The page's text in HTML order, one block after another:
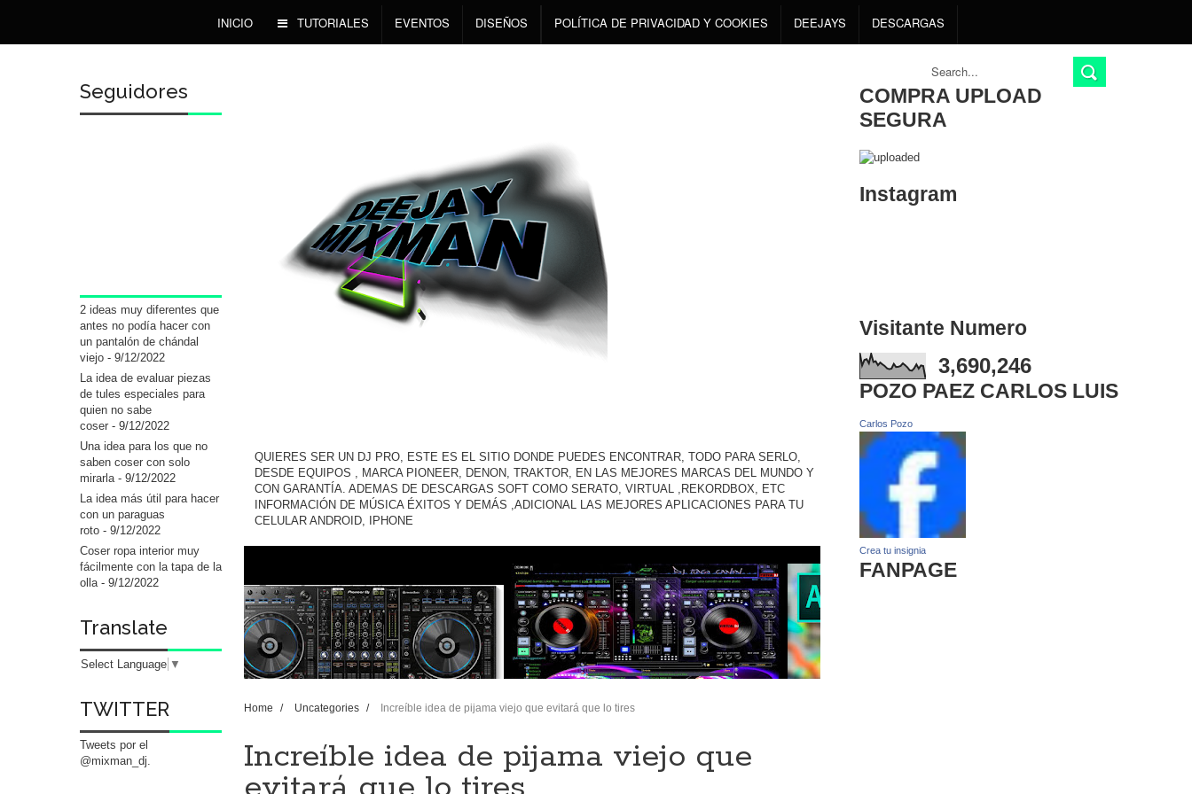
INICIO TUTORIALES EVENTOS DISEÑOS POLÍTICA DE PRIVACIDAD Y COOKIES DEEJAYS DESCARGAS
Seguidores
2 ideas muy diferentes que
antes no podía hacer con
un pantalón de chándal
viejo - 9/12/2022
La idea de evaluar piezas
de tules especiales para
quien no sabe
coser - 9/12/2022
Una idea para los que no
saben coser con solo
mirarla- 9/12/2022
La idea más útil para hacer
con un paraguas
roto - 9/12/2022
Coser ropa interior muy
fácilmente con la tapa de la
olla- 9/12/2022
Translate
Select Language ▼
TWITTER
Tweets por el
@mixman_dj.
QUIERES SER UN DJ PRO, ESTE ES EL SITIO DONDE PUEDES ENCONTRAR, TODO PARA SERLO,
DESDE EQUIPOS , MARCA PIONEER, DENON, TRAKTOR, EN LAS MEJORES MARCAS DEL MUNDO Y
CON GARANTÍA. ADEMAS DE DESCARGAS SOFT COMO SERATO, VIRTUAL ,REKORDBOX, ETC
INFORMACIÓN DE MÚSICA ÉXITOS Y DEMÁS ,ADICIONAL LAS MEJORES APLICACIONES PARA TU
CELULAR ANDROID, IPHONE
Home / Uncategories / Increíble idea de pijama viejo que evitará que lo tires
Increíble idea de pijama viejo que
COMPRA UPLOAD
SEGURA
Instagram
Visitante Numero
3,690,246
POZO PAEZ CARLOS LUIS
Carlos Pozo
Crea tu insignia
FANPAGE